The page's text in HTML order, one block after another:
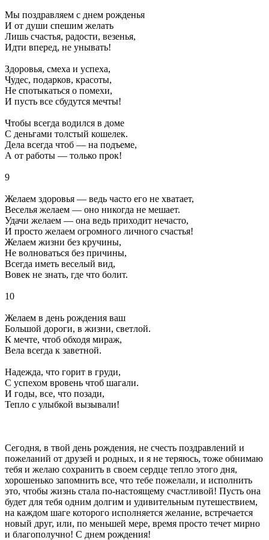
Мы поздравляем с днем рожденья
И от души спешим желать
Лишь счастья, радости, везенья,
Идти вперед, не унывать!
Здоровья, смеха и успеха,
Чудес, подарков, красоты,
Не спотыкаться о помехи,
И пусть все сбудутся мечты!
Чтобы всегда водился в доме
С деньгами толстый кошелек.
Дела всегда чтоб — на подъеме,
А от работы — только прок!
9
Желаем здоровья — ведь часто его не хватает,
Веселья желаем — оно никогда не мешает.
Удачи желаем — она ведь приходит нечасто,
И просто желаем огромного личного счастья!
Желаем жизни без кручины,
Hе волноваться без причины,
Всегда иметь веселый вид,
Вовек не знать, где что болит.
10
Желаем в день рождения ваш
Большой дороги, в жизни, светлой.
К мечте, чтоб обходя мираж,
Вела всегда к заветной.
Надежда, что горит в груди,
С успехом вровень чтоб шагали.
И годы, все, что позади,
Тепло с улыбкой вызывали!
Сегодня, в твой день рождения, не счесть поздравлений и
пожеланий от друзей и родных, и я не теряюсь, тоже обнимаю
тебя и желаю сохранить в своем сердце тепло этого дня,
хорошенько запомнить все, что тебе пожелали, и исполнить
это, чтобы жизнь стала по-настоящему счастливой! Пусть она
будет для тебя одним долгим и удивительным путешествием,
на каждом шаге которого исполняется желание, встречается
новый друг, или, по меньшей мере, время просто течет мирно
и благополучно! С днем рождения!